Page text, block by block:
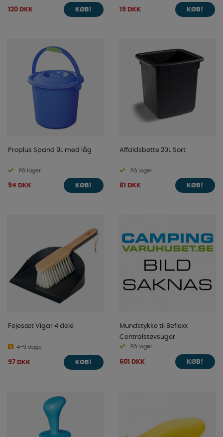
120 DKK KØB! 19 DKK KØB!
Proplus Spand 9L med låg
På lager
94 DKK KØB!
Affaldsbøtte 20L Sort
På lager
61 DKK KØB!
Fejesæt Vigar 4 dele
4-9 dage
97 DKK KØB!
Mundstykke til Beflexx
Centralstøvsuger
På lager
601 DKK KØB!